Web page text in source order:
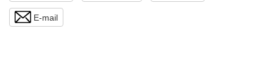
E-mail